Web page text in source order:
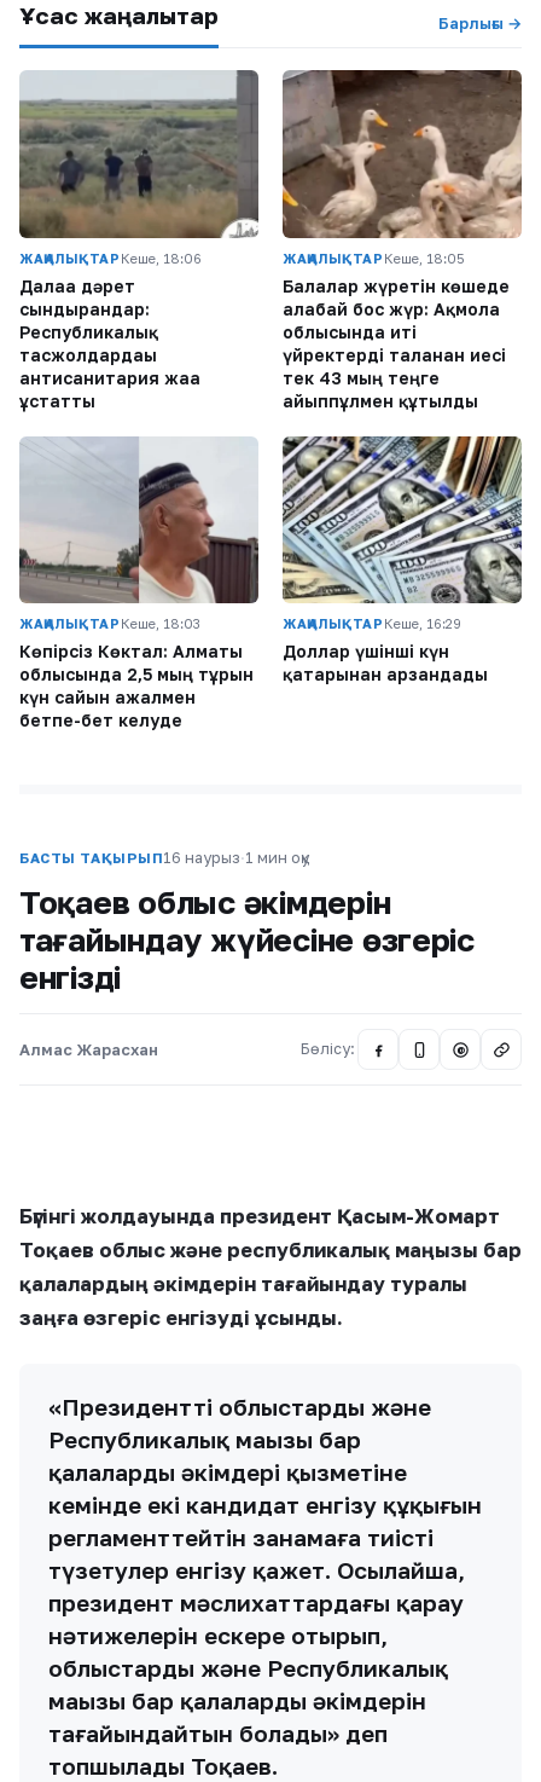
Ұқсас жаңалықтар Барлығы →
ЖАҢАЛЫҚТАР Кеше, 18:06
Далаға дәрет
сындырғандар:
Республикалық
тасжолдардағы
антисанитария жаға
ұстатты
ЖАҢАЛЫҚТАР Кеше, 18:05
Балалар жүретін көшеде
алабай бос жүр: Ақмола
облысында иті
үйректерді таланған иесі
тек 43 мың теңге
айыппұлмен құтылды
ЖАҢАЛЫҚТАР Кеше, 18:03
Көпірсіз Көктaл: Алматы
облысында 2,5 мың тұрғын
күн сайын ажалмен
бетпе-бет келуде
ЖАҢАЛЫҚТАР Кеше, 16:29
Доллар үшінші күн
қатарынан арзандады
БАСТЫ ТАҚЫРЫП16 наурыз·1 мин оқу
Тоқаев облыс әкімдерін
тағайындау жүйесіне өзгеріс
енгізді
Алмас Жарасхан Бөлісу: @
Бүгінгі жолдауында президент Қасым-Жомарт
Тоқаев облыс және республикалық маңызы бар
қалалардың әкімдерін тағайындау туралы
заңға өзгеріс енгізуді ұсынды.
«Президенттің облыстардың және
Республикалық маңызы бар
қалалардың әкімдері қызметіне
кемінде екі кандидат енгізу құқығын
регламенттейтін заңнамаға тиісті
түзетулер енгізу қажет. Осылайша,
президент мәслихаттардағы қарау
нәтижелерін ескере отырып,
облыстардың және Республикалық
маңызы бар қалалардың әкімдерін
тағайындайтын болады» деп
топшылады Тоқаев.